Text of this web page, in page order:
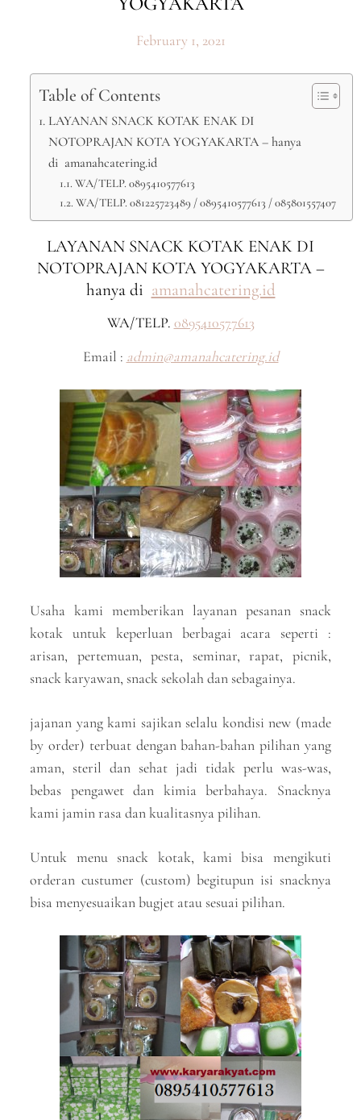
February 1, 2021
Table of Contents
LAYANAN SNACK KOTAK ENAK DI
NOTOPRAJAN KOTA YOGYAKARTA – hanya
di amanahcatering.id
WA/TELP. 0895410577613
WA/TELP. 081225723489 / 0895410577613 / 085801557407
LAYANAN SNACK KOTAK ENAK DI
NOTOPRAJAN KOTA YOGYAKARTA –
hanya di amanahcatering.id
WA/TELP. 0895410577613
Email : admin@amanahcatering.id
Usaha kami memberikan layanan pesanan snack
kotak untuk keperluan berbagai acara seperti :
arisan, pertemuan, pesta, seminar, rapat, picnik,
snack karyawan, snack sekolah dan sebagainya.
jajanan yang kami sajikan selalu kondisi new (made
by order) terbuat dengan bahan-bahan pilihan yang
aman, steril dan sehat jadi tidak perlu was-was,
bebas pengawet dan kimia berbahaya. Snacknya
kami jamin rasa dan kualitasnya pilihan.
Untuk menu snack kotak, kami bisa mengikuti
orderan custumer (custom) begitupun isi snacknya
bisa menyesuaikan bugjet atau sesuai pilihan.